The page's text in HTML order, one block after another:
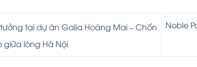
tại dự án Galia Hoàng Mai – Chốn
lòng Hà Nội
Noble